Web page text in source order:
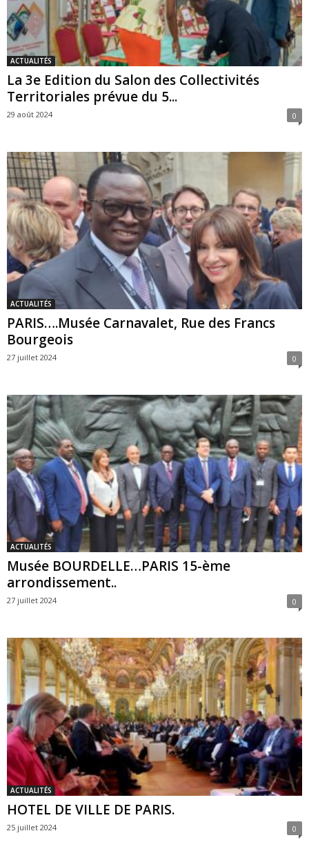
ACTUALITÉS
La 3e Edition du Salon des Collectivités
Territoriales prévue du 5...
29 août 2024 0
ACTUALITÉS
PARIS….Musée Carnavalet, Rue des Francs
Bourgeois
27 juillet 2024 0
ACTUALITÉS
Musée BOURDELLE…PARIS 15-ème
arrondissement..
27 juillet 2024 0
ACTUALITÉS
HOTEL DE VILLE DE PARIS.
25 juillet 2024 0